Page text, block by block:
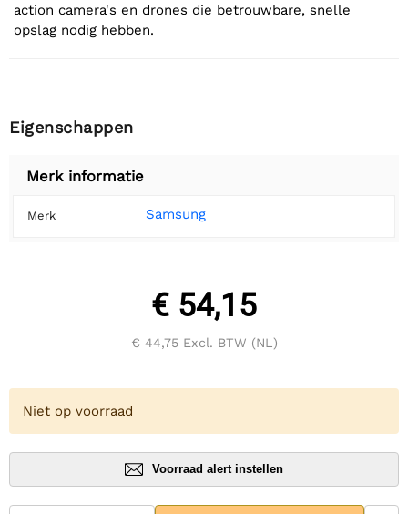
action camera's en drones die betrouwbare, snelle
opslag nodig hebben.
Eigenschappen
Merk informatie
Merk Samsung
€ 54,15
€ 44,75Excl. BTW (NL)
Niet op voorraad
Voorraad alert instellen